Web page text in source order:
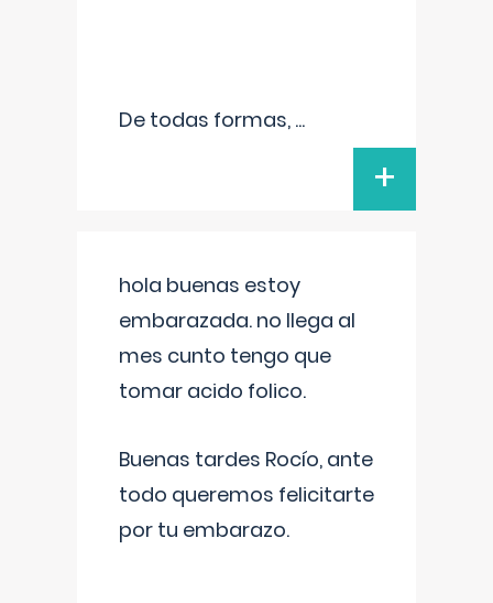
De todas formas, ...
+
hola buenas estoy
embarazada. no llega al
mes cunto tengo que
tomar acido folico.
Buenas tardes Rocío, ante
todo queremos felicitarte
por tu embarazo.